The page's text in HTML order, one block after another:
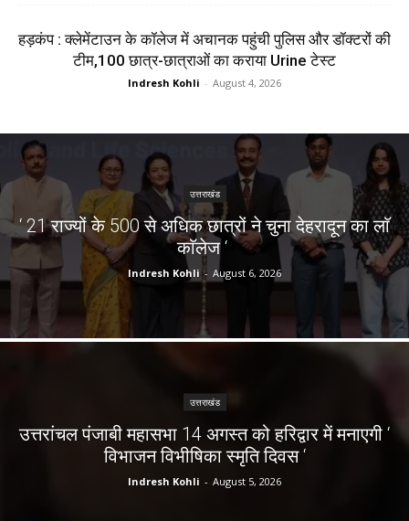
हड़कंप : क्लेमेंटाउन के कॉलेज में अचानक पहुंची पुलिस और डॉक्टरों की
टीम,100 छात्र-छात्राओं का कराया Urine टेस्ट
Indresh Kohli - August 4, 2026
उत्तराखंड
‘ 21 राज्यों के 500 से अधिक छात्रों ने चुना देहरादून का लाॅ
काॅलेज ‘
Indresh Kohli - August 6, 2026
उत्तराखंड
उत्तरांचल पंजाबी महासभा 14 अगस्त को हरिद्वार में मनाएगी ‘
विभाजन विभीषिका स्मृति दिवस ‘
Indresh Kohli - August 5, 2026